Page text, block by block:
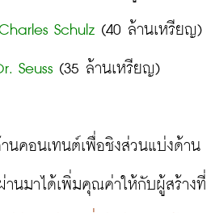
Schulz (40 ล้านเหรียญ)
Seuss (35 ล้านเหรียญ)
นคอนเทนต์เพื่อชิงส่วนแบ่งด้าน
านมาได้เพิ่มคุณค่าให้กับผู้สร้างที่